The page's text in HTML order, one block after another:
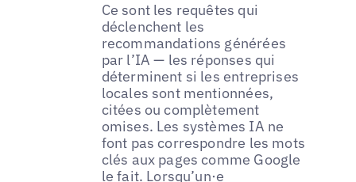
Ce sont les requêtes qui
déclenchent les
recommandations générées
par l’IA — les réponses qui
déterminent si les entreprises
locales sont mentionnées,
citées ou complètement
omises. Les systèmes IA ne
font pas correspondre les mots
clés aux pages comme Google
le fait. Lorsqu’un·e